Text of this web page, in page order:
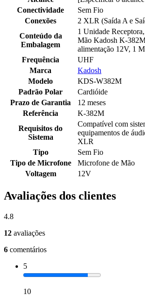
Conectividade
Sem Fio
Conexões
2 XLR (Saída A e
Conteúdo da
Embalagem
1 Unidade
Mão Kadosh K-
alimentação 12V, 1
Frequência
UHF
Marca
Kadosh
Modelo
KDS-W382M
Padrão Polar
Cardióide
Prazo de Garantia
12 meses
Referência
K-382M
Requisitos do
Sistema
Compatível com
equipamentos de
XLR
Tipo
Sem Fio
Tipo de Microfone
Microfone de Mão
Voltagem
12V
Avaliações dos clientes
4.8
12 avaliações
6 comentários
5
10